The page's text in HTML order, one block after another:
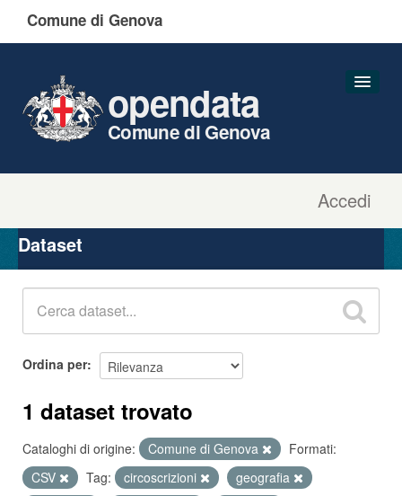
Comune di Genova
Accedi
opendata
Comune di Genova
Organizzazioni
Gruppi
Dataset
Ordina per
1 dataset trovato
Cataloghi di origine: Comune di Genova
Formati:
CSV
Tag: circoscrizioni
geografia